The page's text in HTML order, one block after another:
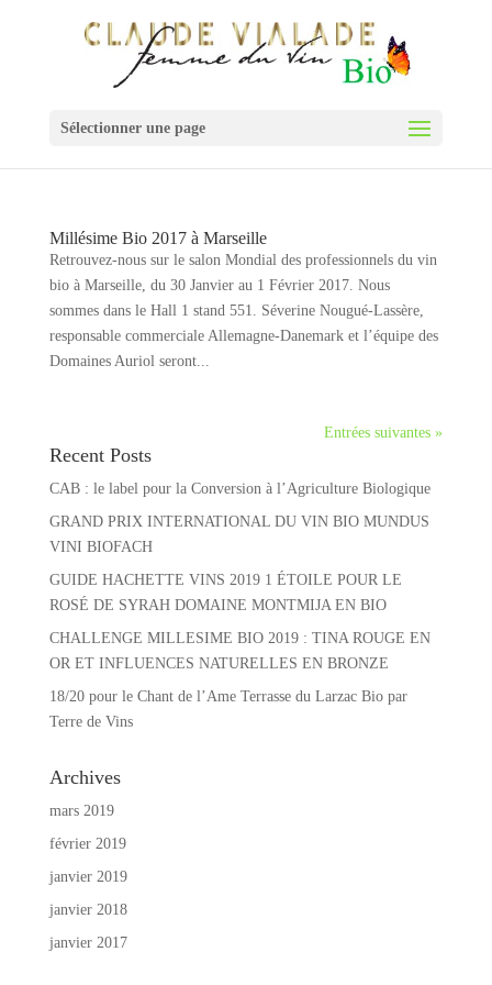
Sélectionner une page
Millésime Bio 2017 à Marseille
Retrouvez-nous sur le salon Mondial des professionnels du vin
bio à Marseille, du 30 Janvier au 1 Février 2017. Nous
sommes dans le Hall 1 stand 551. Séverine Nougué-Lassère,
responsable commerciale Allemagne-Danemark et l’équipe des
Domaines Auriol seront...
Entrées suivantes »
Recent Posts
CAB : le label pour la Conversion à l’Agriculture Biologique
GRAND PRIX INTERNATIONAL DU VIN BIO MUNDUS
VINI BIOFACH
GUIDE HACHETTE VINS 2019 1 ÉTOILE POUR LE
ROSÉ DE SYRAH DOMAINE MONTMIJA EN BIO
CHALLENGE MILLESIME BIO 2019 : TINA ROUGE EN
OR ET INFLUENCES NATURELLES EN BRONZE
18/20 pour le Chant de l’Ame Terrasse du Larzac Bio par
Terre de Vins
Archives
mars 2019
février 2019
janvier 2019
janvier 2018
janvier 2017